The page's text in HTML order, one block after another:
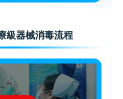
級器械消毒流程